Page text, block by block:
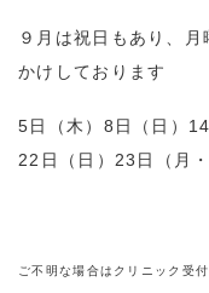
９月は祝日もあり、
かけしております
5日（木）8日（日）
22日（日）23日（月
ご不明な場合はクリニック受